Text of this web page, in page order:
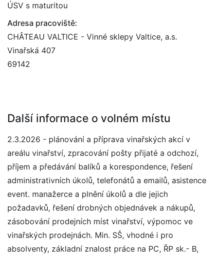
ÚSV s maturitou
Adresa pracoviště:
CHÂTEAU VALTICE - Vinné sklepy Valtice, a.s.
Vinařská 407
69142
Další informace o volném místu
2.3.2026 - plánování a příprava vinařských akcí v
areálu vinařství, zpracování pošty přijaté a odchozí,
příjem a předávání balíků a korespondence, řešení
administrativních úkolů, telefonátů a emailů, asistence
event. manažerce a plnění úkolů a dle jejich
požadavků, řešení drobných objednávek a nákupů,
zásobování prodejních míst vinařství, výpomoc ve
vinařských prodejnách. Min. SŠ, vhodné i pro
absolventy, základní znalost práce na PC, ŘP sk.- B,